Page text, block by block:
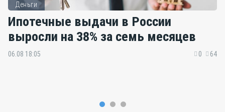
Деньги
Ипотечные выдачи в России
выросли на 38% за семь месяцев
06.08 18:05 0 64